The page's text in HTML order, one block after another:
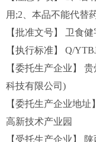
用;2、本品不能代替
【批准文号】 卫食
【执行标准】 Q/
【委托生产企业】
科技有限公司)
【委托生产企业地
高新技术产业园
【受托生产企业】